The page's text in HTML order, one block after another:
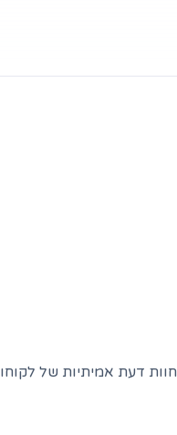
חוות דעת אמיתיות של